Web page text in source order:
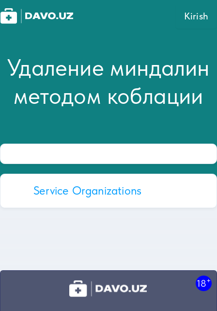
Kirish
Удаление миндалин
методом коблации
Service Organizations
18+